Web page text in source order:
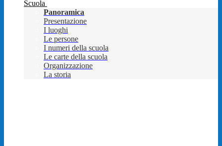
Scuola
Panoramica
Presentazione
I luoghi
Le persone
I numeri della scuola
Le carte della scuola
Organizzazione
La storia